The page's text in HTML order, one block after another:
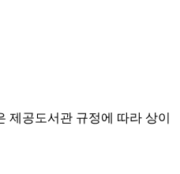
제공도서관 규정에 따라 상이